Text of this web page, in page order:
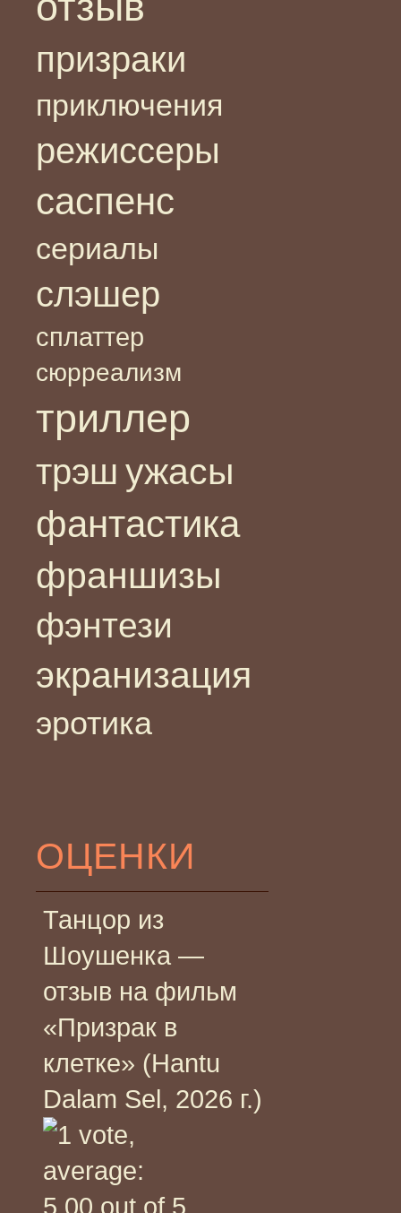
призраки
приключения
режиссеры
саспенс
сериалы
слэшер
сплаттер
сюрреализм
триллер
трэш ужасы
фантастика
франшизы
фэнтези
экранизация
эротика
ОЦЕНКИ
Танцор из
Шоушенка —
отзыв на фильм
«Призрак в
клетке» (Hantu
Dalam Sel, 2026 г.)